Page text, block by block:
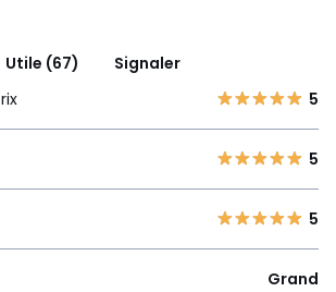
Utile (67)
Signaler
5
5
5
Grand